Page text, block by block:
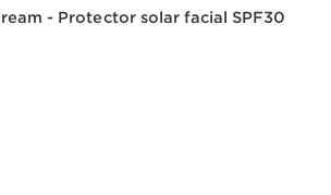
- Protector solar facial SPF30